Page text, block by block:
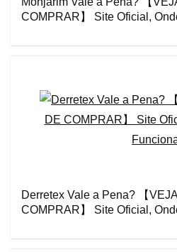
COMPRAR】 Site Oficial,
Derretex Vale a Pena? 【
COMPRAR】 Site Oficial,